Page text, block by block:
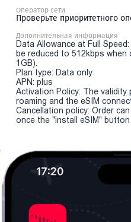
Оператор сети
Проверьте приоритетного
Дополнительная информация
Data Allowance at Full
be reduced to 512kbps
1GB).
Plan type: Data only
APN: plus
Activation Policy: The
roaming and the eSIM
Cancellation policy: Order
once the "install eSIM" button